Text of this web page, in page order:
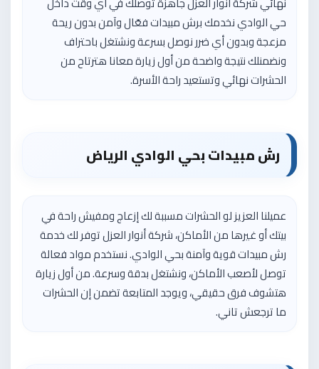
حي الوادي نخدمك برش مبيدات فعّال وآمن بدون ريحة
مزعجة وبدون أي ضرر نوصل بسرعة ونشتغل باحتراف
ونضمنلك نتيجة واضحة من أول زيارة معانا هترتاح من
الحشرات نهائي وتستعيد راحة الأسرة.
رش مبيدات بحي الوادي الرياض
عميلنا العزيز لو الحشرات مسببة لك إزعاج ومفيش راحة في
بيتك أو غيرها من الأماكن،شركة أنوار العزلتوفر لك خدمة
رش مبيدات قوية وآمنة بحي الوادي. نستخدم مواد فعالة
توصل لأصعب الأماكن، ونشتغل بدقة وسرعة. من أول زيارة
هتشوف فرق حقيقي، ويوجد المتابعة تضمن إن الحشرات
ما ترجعش تاني.